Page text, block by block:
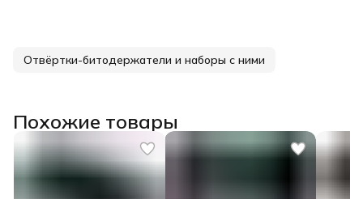
Отвёртки-битодержатели и наборы с ними
Похожие товары